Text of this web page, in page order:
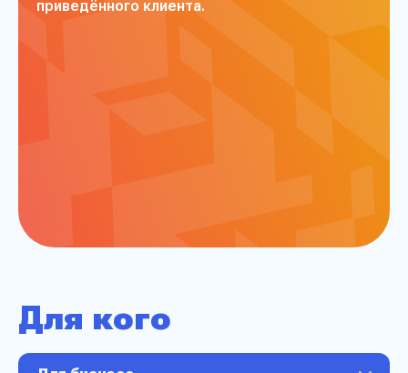
приведённого клиента.
Для кого